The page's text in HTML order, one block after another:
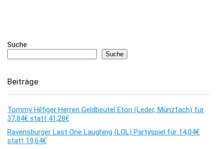
Suche
Suche
Beiträge
Tommy Hilfiger Herren Geldbeutel Eton (Leder, Münzfach) für
37,84€ statt 41,28€
Ravensburger Last One Laughing (LOL) Partyspiel für 14,04€
statt 19,64€